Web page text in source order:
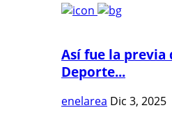
Así fue la previa
Deporte...
enelarea Dic 3, 2025